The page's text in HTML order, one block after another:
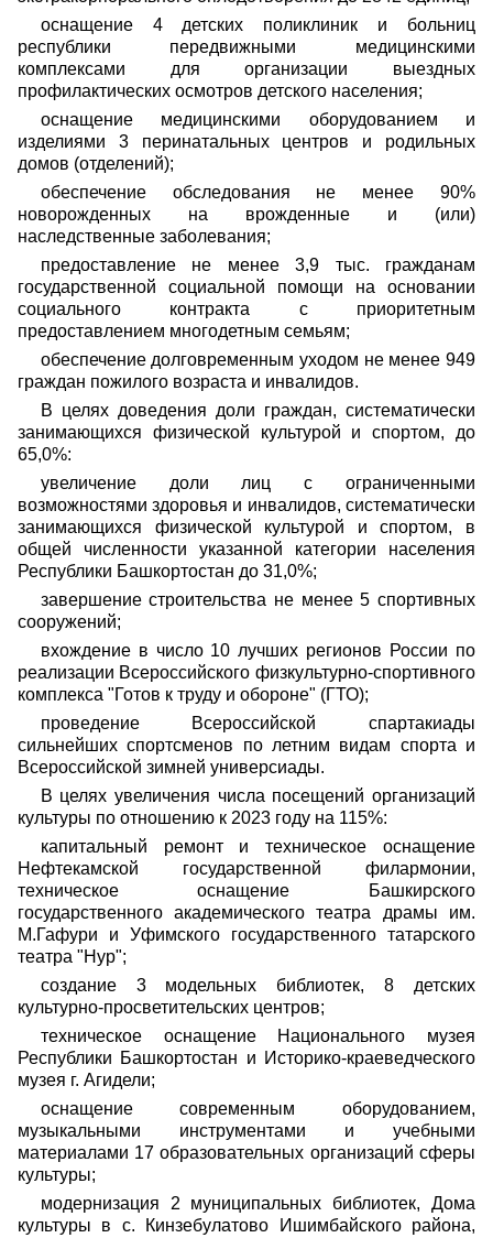
оснащение 4 детских поликлиник и больниц
республики передвижными медицинскими
комплексами для организации выездных
профилактических осмотров детского населения;
оснащение медицинскими оборудованием и
изделиями 3 перинатальных центров и родильных
домов (отделений);
обеспечение обследования не менее 90%
новорожденных на врожденные и (или)
наследственные заболевания;
предоставление не менее 3,9 тыс. гражданам
государственной социальной помощи на основании
социального контракта с приоритетным
предоставлением многодетным семьям;
обеспечение долговременным уходом не менее 949
граждан пожилого возраста и инвалидов.
В целях доведения доли граждан, систематически
занимающихся физической культурой и спортом, до
65,0%:
увеличение доли лиц с ограниченными
возможностями здоровья и инвалидов, систематически
занимающихся физической культурой и спортом, в
общей численности указанной категории населения
Республики Башкортостан до 31,0%;
завершение строительства не менее 5 спортивных
сооружений;
вхождение в число 10 лучших регионов России по
реализации Всероссийского физкультурно-спортивного
комплекса "Готов к труду и обороне" (ГТО);
проведение Всероссийской спартакиады
сильнейших спортсменов по летним видам спорта и
Всероссийской зимней универсиады.
В целях увеличения числа посещений организаций
культуры по отношению к 2023 году на 115%:
капитальный ремонт и техническое оснащение
Нефтекамской государственной филармонии,
техническое оснащение Башкирского
государственного академического театра драмы им.
М.Гафури и Уфимского государственного татарского
театра "Нур";
создание 3 модельных библиотек, 8 детских
культурно-просветительских центров;
техническое оснащение Национального музея
Республики Башкортостан и Историко-краеведческого
музея г. Агидели;
оснащение современным оборудованием,
музыкальными инструментами и учебными
материалами 17 образовательных организаций сферы
культуры;
модернизация 2 муниципальных библиотек, Дома
культуры в с. Кинзебулатово Ишимбайского района,